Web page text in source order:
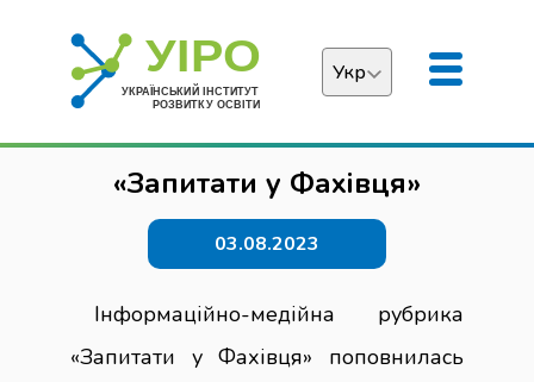
Укр
English
«Запитати у Фахівця»
03.08.2023
Інформаційно-медійна рубрика
«Запитати у Фахівця» поповнилась